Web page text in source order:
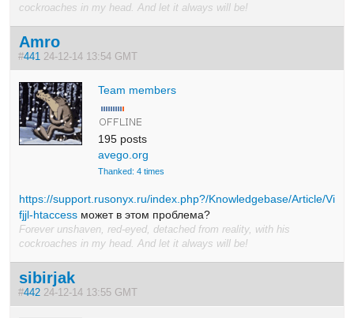
cockroaches in my head. And let it always will be!
Amro
#441 24-12-14 13:54 GMT
Team members
195 posts
avego.org
Thanked: 4 times
https://support.rusonyx.ru/index.php?/Knowledgebase/Article/
fjjl-htaccess может в этом проблема?
Forever unshaven, red-eyed, detached from reality, with his
cockroaches in my head. And let it always will be!
sibirjak
#442 24-12-14 13:55 GMT